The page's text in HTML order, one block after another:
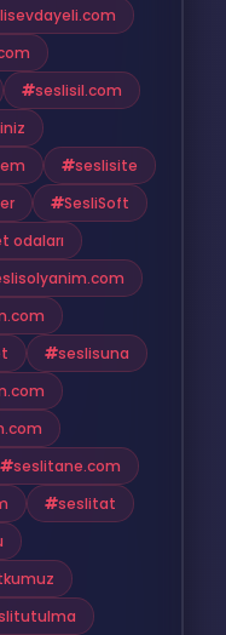
seslisil.com
seslisite
SesliSoft
odaları
seslisuna
seslitane.com
seslitat